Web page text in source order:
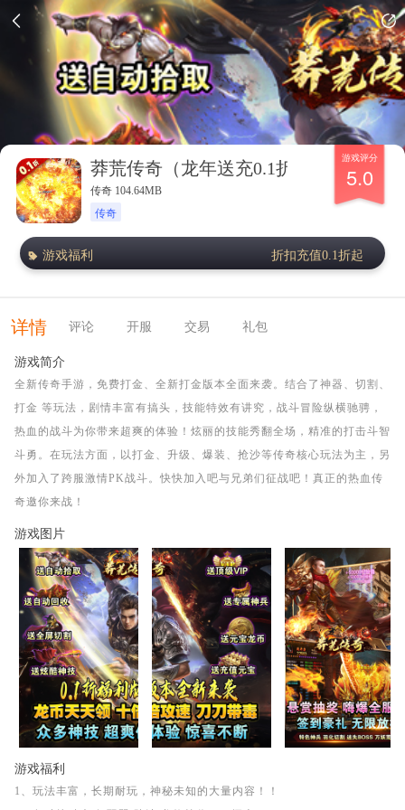
莽荒传奇（龙年送充0.1折）
传奇 104.64MB
传奇
游戏评分
5.0
游戏福利 折扣充值0.1折起
详情 评论 开服 交易 礼包
游戏简介
全新传奇手游，免费打金、全新打金版本全面来袭。结合了神器、切割、
打金 等玩法，剧情丰富有搞头，技能特效有讲究，战斗冒险纵横驰骋，
热血的战斗为你带来超爽的体验！炫丽的技能秀翻全场，精准的打击斗智
斗勇。在玩法方面，以打金、升级、爆装、抢沙等传奇核心玩法为主，另
外加入了跨服激情PK战斗。快快加入吧与兄弟们征战吧！真正的热血传
奇邀你来战！
游戏图片
游戏福利
1、玩法丰富，长期耐玩，神秘未知的大量内容！！